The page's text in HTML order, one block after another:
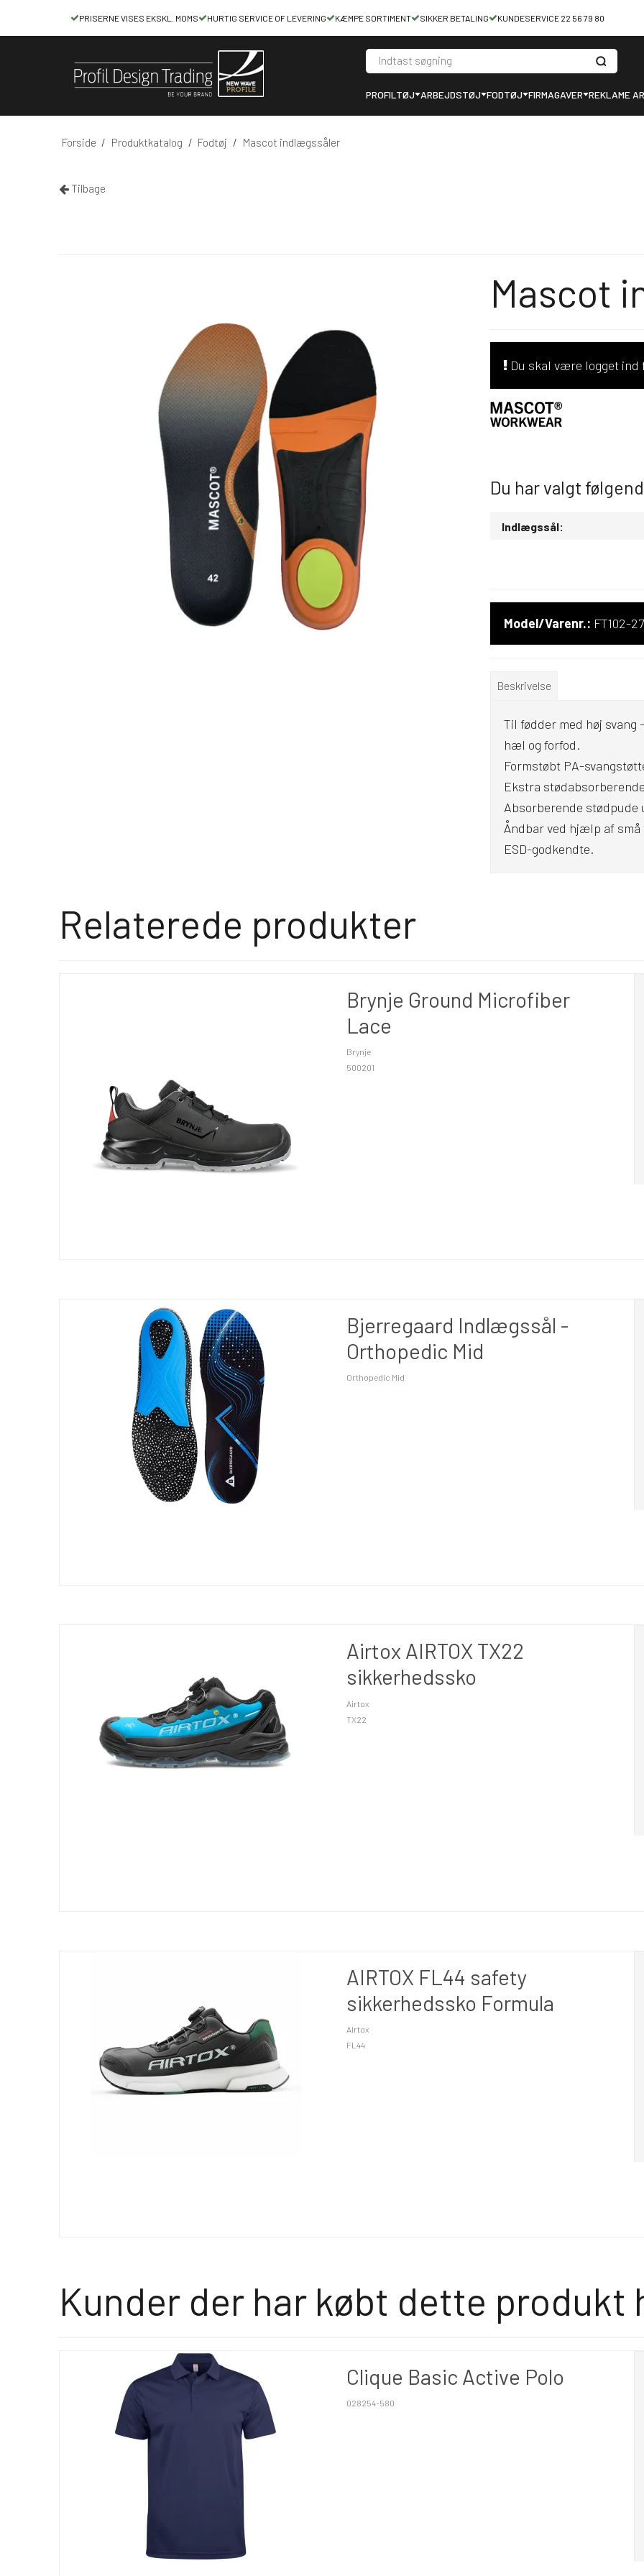
PRISERNE VISES EKSKL. MOMS HURTIG SERVICE OF LEVERING KÆMPE SORTIMENT SIKKER BETALING KUNDESERVICE 22 56 79 80
PROFILTØJ ARBEJDSTØJ FODTØJ FIRMAGAVER REKLAME
Forside / Produktkatalog / Fodtøj / Mascot indlægssåler
Tilbage
Mascot
Du skal være logget
Du har valgt
Indlægssål:
Model/Varenr.: FT102-
Beskrivelse
Til fødder med høj svang
hæl og forfod.
Formstøbt PA-
Ekstra
Absorberende
Åndbar ved hjælp af
ESD-godkendte.
Relaterede produkter
Brynje Ground Microfiber
Lace
Brynje
500201
Bjerregaard Indlægssål -
Orthopedic Mid
Orthopedic Mid
Airtox AIRTOX TX22
sikkerhedssko
Airtox
TX22
AIRTOX FL44 safety
sikkerhedssko Formula
Airtox
FL44
Kunder der har købt dette produkt
Clique Basic Active Polo
028254-580